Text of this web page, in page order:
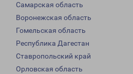
Самарская область
Воронежская область
Гомельская область
Республика Дагестан
Ставропольский край
Орловская область